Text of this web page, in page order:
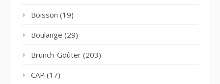
Boisson (19)
Boulange (29)
Brunch-Goûter (203)
CAP (17)